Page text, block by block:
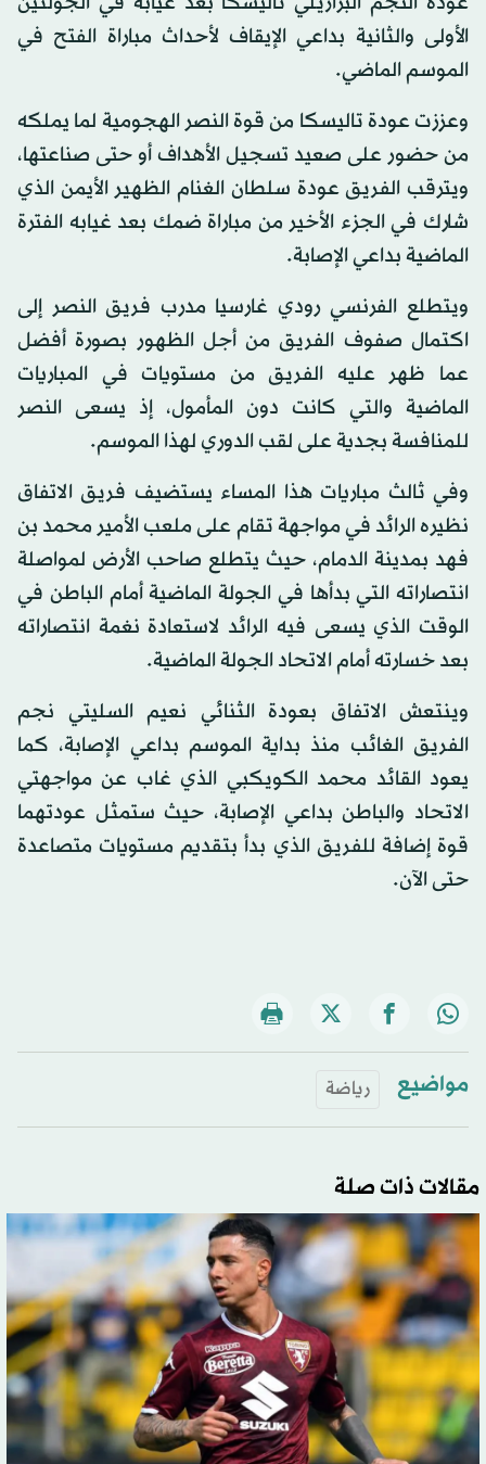
الأولى والثانية بداعي الإيقاف لأحداث مباراة الفتح في
الموسم الماضي.
وعززت عودة تاليسكا من قوة النصر الهجومية لما يملكه
من حضور على صعيد تسجيل الأهداف أو حتى صناعتها،
ويترقب الفريق عودة سلطان الغنام الظهير الأيمن الذي
شارك في الجزء الأخير من مباراة ضمك بعد غيابه الفترة
الماضية بداعي الإصابة.
ويتطلع الفرنسي رودي غارسيا مدرب فريق النصر إلى
اكتمال صفوف الفريق من أجل الظهور بصورة أفضل
عما ظهر عليه الفريق من مستويات في المباريات
الماضية والتي كانت دون المأمول، إذ يسعى النصر
للمنافسة بجدية على لقب الدوري لهذا الموسم.
وفي ثالث مباريات هذا المساء يستضيف فريق الاتفاق
نظيره الرائد في مواجهة تقام على ملعب الأمير محمد بن
فهد بمدينة الدمام، حيث يتطلع صاحب الأرض لمواصلة
انتصاراته التي بدأها في الجولة الماضية أمام الباطن في
الوقت الذي يسعى فيه الرائد لاستعادة نغمة انتصاراته
بعد خسارته أمام الاتحاد الجولة الماضية.
وينتعش الاتفاق بعودة الثنائي نعيم السليتي نجم
الفريق الغائب منذ بداية الموسم بداعي الإصابة، كما
يعود القائد محمد الكويكبي الذي غاب عن مواجهتي
الاتحاد والباطن بداعي الإصابة، حيث ستمثل عودتهما
قوة إضافة للفريق الذي بدأ بتقديم مستويات متصاعدة
حتى الآن.
مواضيع رياضة
مقالات ذات صلة